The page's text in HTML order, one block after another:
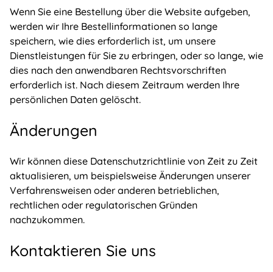
Wenn Sie eine Bestellung über die Website aufgeben,
werden wir Ihre Bestellinformationen so lange
speichern, wie dies erforderlich ist, um unsere
Dienstleistungen für Sie zu erbringen, oder so lange, wie
dies nach den anwendbaren Rechtsvorschriften
erforderlich ist. Nach diesem Zeitraum werden Ihre
persönlichen Daten gelöscht.
Änderungen
Wir können diese Datenschutzrichtlinie von Zeit zu Zeit
aktualisieren, um beispielsweise Änderungen unserer
Verfahrensweisen oder anderen betrieblichen,
rechtlichen oder regulatorischen Gründen
nachzukommen.
Kontaktieren Sie uns